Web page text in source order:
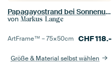
Papagayostrand bei Sonnenuntergang, Lanzarote
von Markus Lange
ArtFrame™ –75×50cm CHF118.-
Größe & Material selbst wählen